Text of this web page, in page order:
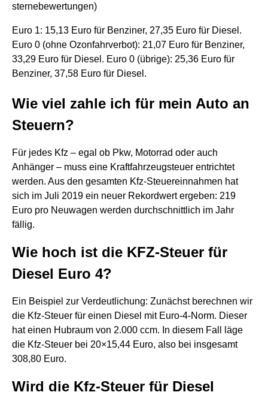
sternebewertungen)
Euro 1: 15,13 Euro für Benziner, 27,35 Euro für Diesel.
Euro 0 (ohne Ozonfahrverbot): 21,07 Euro für Benziner,
33,29 Euro für Diesel. Euro 0 (übrige): 25,36 Euro für
Benziner, 37,58 Euro für Diesel.
Wie viel zahle ich für mein Auto an
Steuern?
Für jedes Kfz – egal ob Pkw, Motorrad oder auch
Anhänger – muss eine Kraftfahrzeugsteuer entrichtet
werden. Aus den gesamten Kfz-Steuereinnahmen hat
sich im Juli 2019 ein neuer Rekordwert ergeben: 219
Euro pro Neuwagen werden durchschnittlich im Jahr
fällig.
Wie hoch ist die KFZ-Steuer für
Diesel Euro 4?
Ein Beispiel zur Verdeutlichung: Zunächst berechnen wir
die Kfz-Steuer für einen Diesel mit Euro-4-Norm. Dieser
hat einen Hubraum von 2.000 ccm. In diesem Fall läge
die Kfz-Steuer bei 20×15,44 Euro, also bei insgesamt
308,80 Euro.
Wird die Kfz-Steuer für Diesel